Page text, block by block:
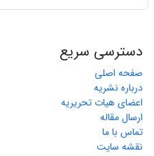
دسترسی سریع
صفحه اصلی
درباره نشریه
اعضای هیات تحریریه
ارسال مقاله
تماس با ما
نقشه سایت